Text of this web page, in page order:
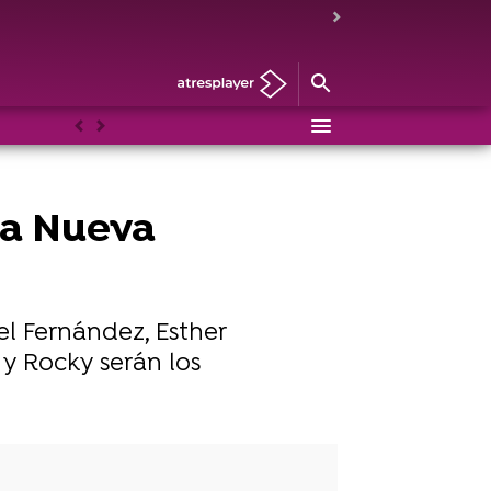
AnteriorSiguiente
Nueva
Fernández, Esther
Rocky serán los